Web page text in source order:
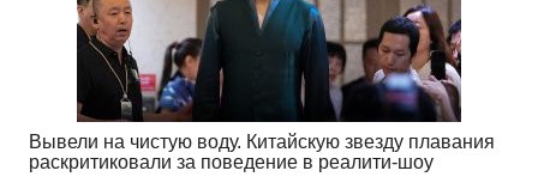
Вывели на чистую воду. Китайскую звезду плавания
раскритиковали за поведение в реалити-шоу